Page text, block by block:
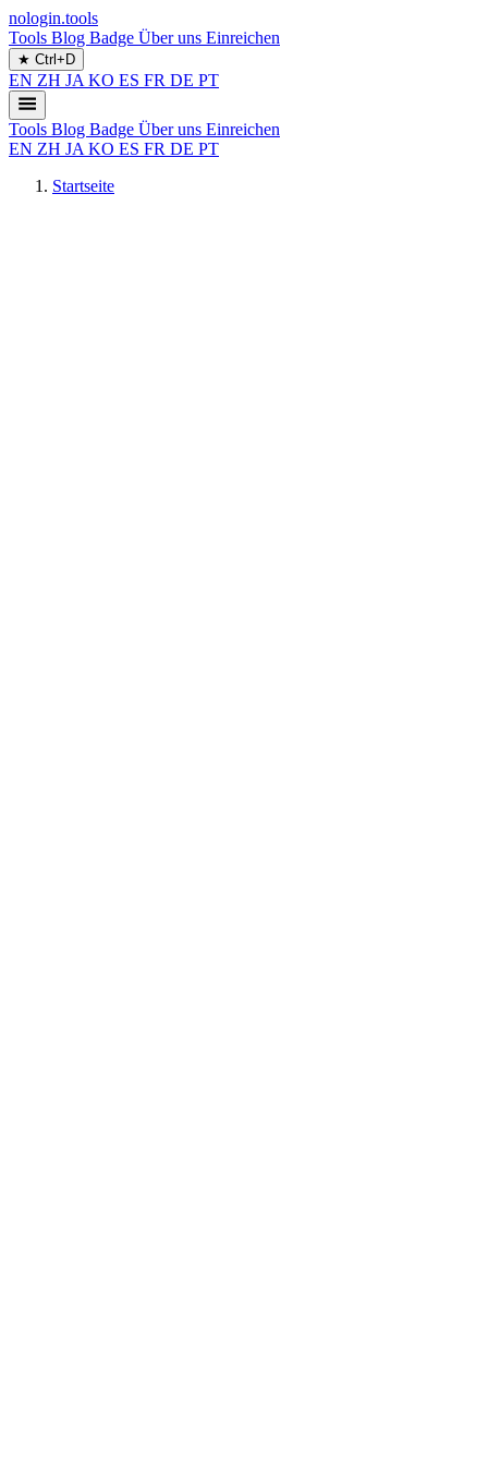
nologin.tools
Tools Blog Badge Über uns Einreichen
★ Ctrl+D
EN ZH JA KO ES FR DE PT
Tools Blog Badge Über uns Einreichen
EN ZH JA KO ES FR DE PT
Startseite